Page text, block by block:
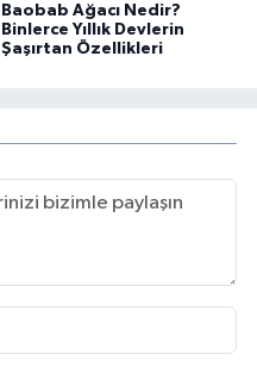
Baobab Ağacı Nedir?
Binlerce Yıllık Devlerin
Şaşırtan Özellikleri